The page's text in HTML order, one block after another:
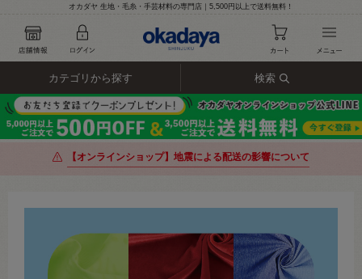
オカダヤ 生地・毛糸・手芸材料の専門店｜5,500円以上で送料無料！
カテゴリから探す 検索
【オンラインショップ】地震による配送の影響について